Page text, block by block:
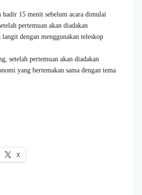
hadir 15 menit sebelum acara dimulai
pertemuan akan diadakan
langit dengan menggunakan teleskop
setelah pertemuan akan diadakan
yang bertemakan sama dengan tema
X